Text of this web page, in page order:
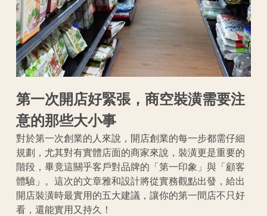
第一次開店好緊張，商空裝潢需要注
意的那些大小事
對於第一次創業的人來說，開店創業的每一步都需仔細
規劃，尤其對有實體店面的商家來說，裝潢更是重要的
階段，畢竟這關乎客戶對品牌的「第一印象」與「顧客
體驗」。這次的文章雅和設計將從實務觀點出發，給出
開店裝潢時最實用的五大建議，讓你的第一間店不只好
看，還能實用又持久！